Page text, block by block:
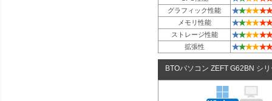
グラフィック性能 ★★★★★★
メモリ性能 ★★★★★★
ストレージ性能 ★★★★★★
拡張性 ★★★★★★
BTOパソコン ZEFT G62BN シ